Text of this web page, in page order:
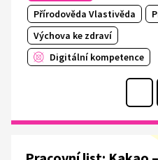
Přírodověda Vlastivěda
Výchova ke zdraví
Digitální kompetence